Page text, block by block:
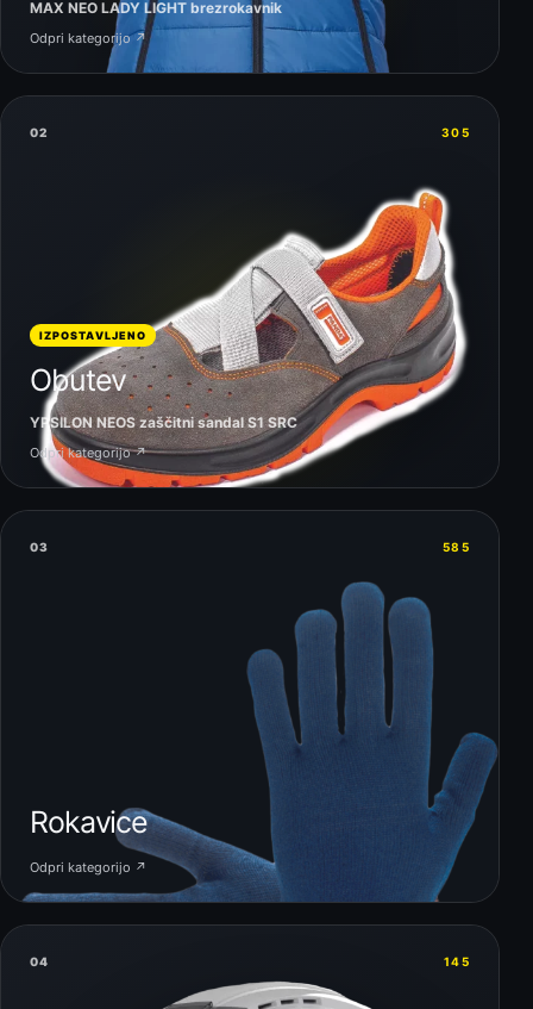
MAX NEO LADY LIGHT brezrokavnik
Odpri kategorijo ↗
02 305
IZPOSTAVLJENO
Obutev
YPSILON NEOS zaščitni sandal S1 SRC
Odpri kategorijo ↗
03 585
Rokavice
Odpri kategorijo ↗
04 145